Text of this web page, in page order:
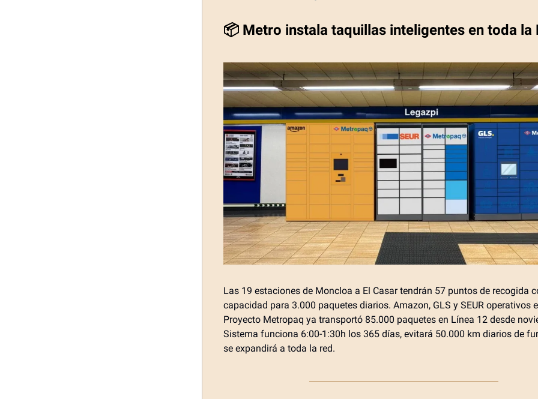
📦 Metro instala taquillas inteligentes en toda la
Las 19 estaciones de Moncloa a El Casar tendrán 57 puntos de recogida
capacidad para 3.000 paquetes diarios. Amazon, GLS y SEUR operativos
Proyecto Metropaq ya transportó 85.000 paquetes en Línea 12 desde
Sistema funciona 6:00-1:30h los 365 días, evitará 50.000 km diarios de
se expandirá a toda la red.